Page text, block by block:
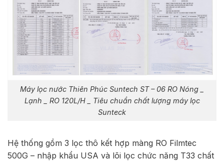
Máy lọc nước Thiên Phúc Suntech ST – 06 RO Nóng _
Lạnh _ RO 120L/H _ Tiêu chuẩn chất lượng máy lọc
Sunteck
Hệ thống gồm 3 lọc thô kết hợp màng RO Filmtec
500G – nhập khẩu USA và lõi lọc chức năng T33 chất